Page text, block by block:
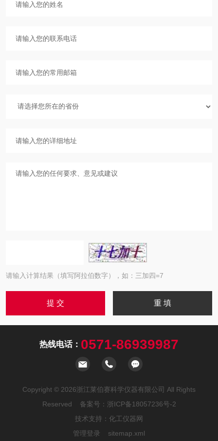
请输入计算结果（填写阿拉伯数字），如：三加四=7
热线电话： 0571-86939987
Copyright © 2026浙江莱伯赛科学仪器有限公司 All Rights
Reserved 备案号： 浙ICP备18057236号-2
技术支持： 化工仪器网
管理登录
sitemap.xml